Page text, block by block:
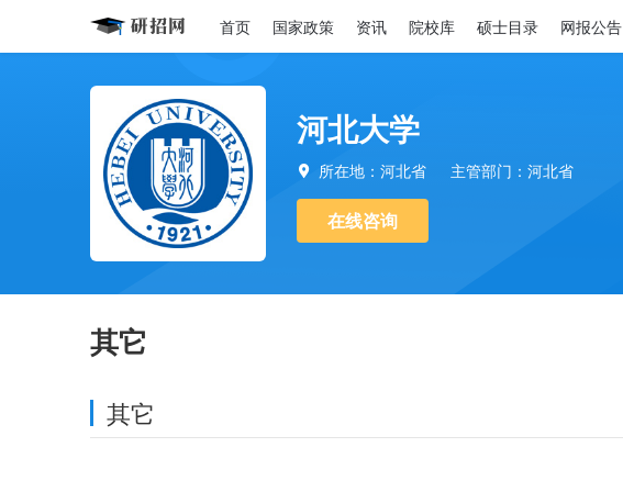
首页 国家政策 资讯 院校库 硕士目录 网报公告
河北大学
 所在地：河北省 主管部门：河北省
在线咨询
其它
其它